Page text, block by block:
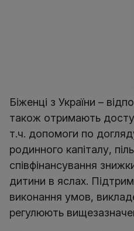
Біженці з України –
також отримають
т.ч. допомоги по
родинного капіталу,
співфінансування
дитини в яслах.
виконання умов,
регулюють